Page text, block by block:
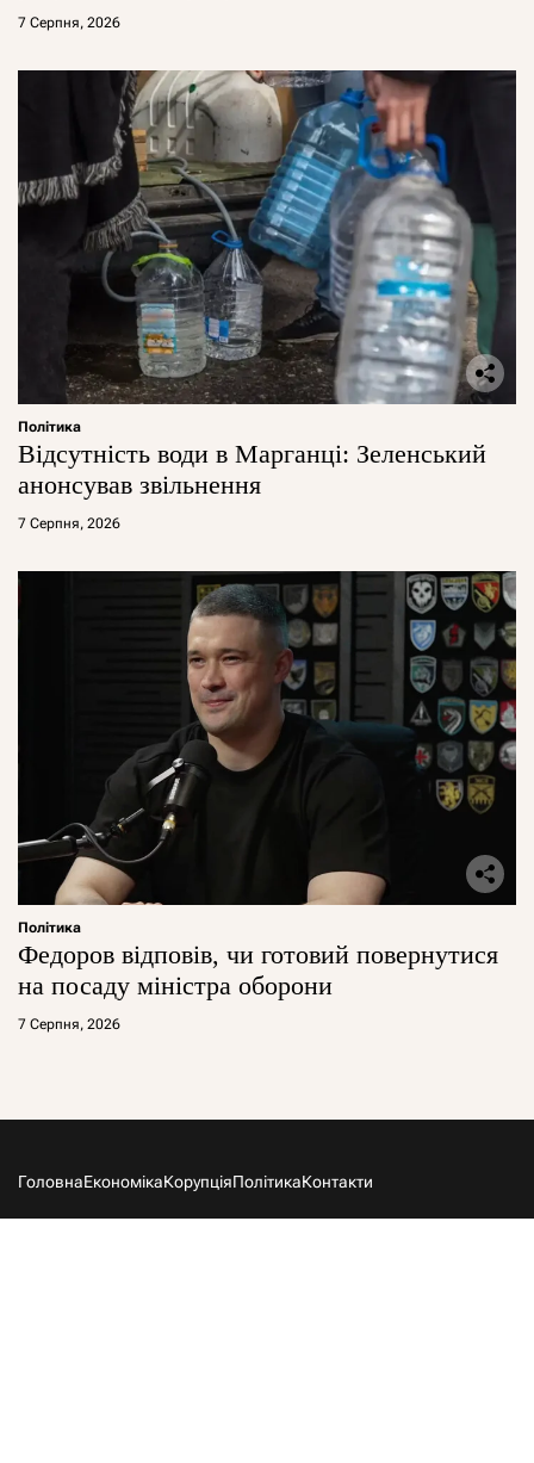
7 Серпня, 2026
Політика
Відсутність води в Марганці: Зеленський
анонсував звільнення
7 Серпня, 2026
Політика
Федоров відповів, чи готовий повернутися
на посаду міністра оборони
7 Серпня, 2026
ГоловнаЕкономікаКорупціяПолітикаКонтакти